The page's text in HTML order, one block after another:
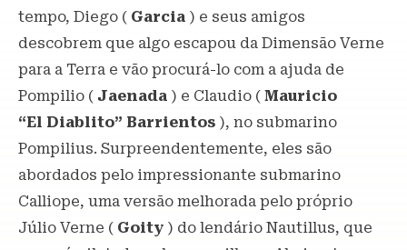
tempo, Diego ( Garcia ) e seus amigos
descobrem que algo escapou da Dimensão Verne
para a Terra e vão procurá-lo com a ajuda de
Pompilio ( Jaenada ) e Claudio ( Mauricio
“El Diablito” Barrientos ), no submarino
Pompilius. Surpreendentemente, eles são
abordados pelo impressionante submarino
Calliope, uma versão melhorada pelo próprio
Júlio Verne ( Goity ) do lendário Nautillus, que